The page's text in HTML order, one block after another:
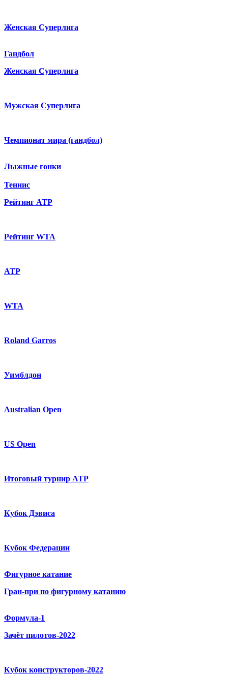
Женская Суперлига
Гандбол
Женская Суперлига
Мужская Суперлига
Чемпионат мира (гандбол)
Лыжные гонки
Теннис
Рейтинг ATP
Рейтинг WTA
ATP
WTA
Roland Garros
Уимблдон
Australian Open
US Open
Итоговый турнир ATP
Кубок Дэвиса
Кубок Федерации
Фигурное катание
Гран-при по фигурному катанию
Формула-1
Зачёт пилотов-2022
Кубок конструкторов-2022